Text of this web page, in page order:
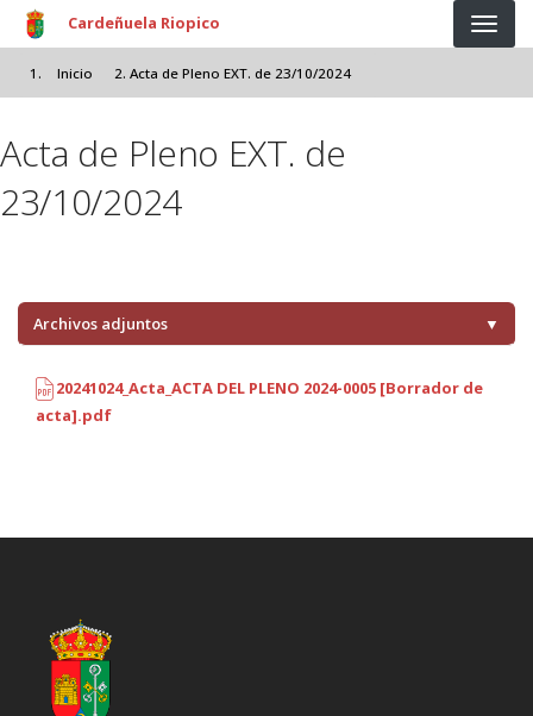
Pasar al contenido principal
Cardeñuela Riopico
Inicio Acta de Pleno EXT. de 23/10/2024
Acta de Pleno EXT. de
23/10/2024
Archivos adjuntos ▼
20241024_Acta_ACTA DEL PLENO 2024-0005 [Borrador de
acta].pdf